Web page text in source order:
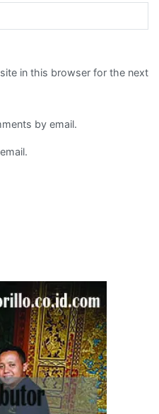
in this browser for the next
by email.